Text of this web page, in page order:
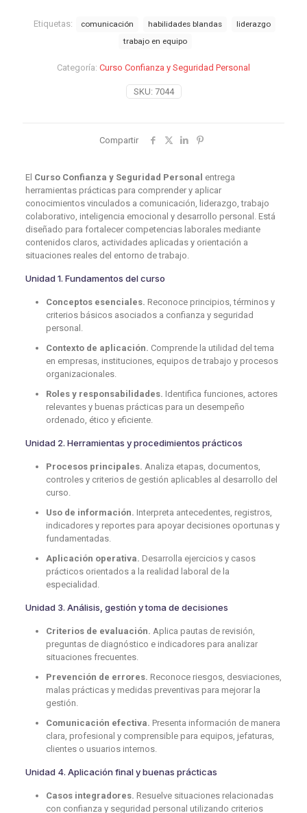
cantidad
SKU: 7044
Categoría: Curso Confianza y Seguridad Personal
Etiquetas: comunicación habilidades blandas
liderazgo
trabajo en equipo
Compartir
El Curso Confianza y Seguridad Personal entrega
herramientas prácticas para comprender y aplicar
conocimientos vinculados a comunicación, liderazgo, trabajo
colaborativo, inteligencia emocional y desarrollo personal. Está
diseñado para fortalecer competencias laborales mediante
contenidos claros, actividades aplicadas y orientación a
situaciones reales del entorno de trabajo.
Unidad 1. Fundamentos del curso
Conceptos esenciales. Reconoce principios, términos y
criterios básicos asociados a confianza y seguridad
personal.
Contexto de aplicación. Comprende la utilidad del tema
en empresas, instituciones, equipos de trabajo y procesos
organizacionales.
Roles y responsabilidades. Identifica funciones, actores
relevantes y buenas prácticas para un desempeño
ordenado, ético y eficiente.
Unidad 2. Herramientas y procedimientos prácticos
Procesos principales. Analiza etapas, documentos,
controles y criterios de gestión aplicables al desarrollo del
curso.
Uso de información. Interpreta antecedentes, registros,
indicadores y reportes para apoyar decisiones oportunas y
fundamentadas.
Aplicación operativa. Desarrolla ejercicios y casos
prácticos orientados a la realidad laboral de la
especialidad.
Unidad 3. Análisis, gestión y toma de decisiones
Criterios de evaluación. Aplica pautas de revisión,
preguntas de diagnóstico e indicadores para analizar
situaciones frecuentes.
Prevención de errores. Reconoce riesgos, desviaciones,
malas prácticas y medidas preventivas para mejorar la
gestión.
Comunicación efectiva. Presenta información de manera
clara, profesional y comprensible para equipos, jefaturas,
clientes o usuarios internos.
Unidad 4. Aplicación final y buenas prácticas
Casos integradores. Resuelve situaciones relacionadas
con confianza y seguridad personal utilizando criterios